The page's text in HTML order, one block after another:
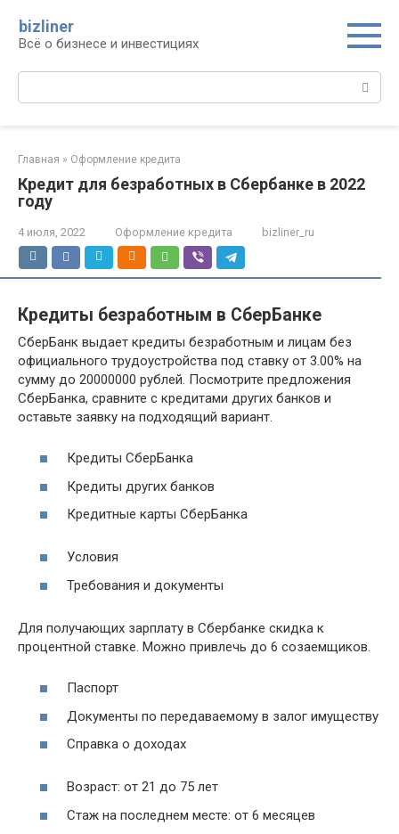
контенту
bizliner
Всё о бизнесе и инвестициях
Поиск:
Главная » Оформление кредита
Кредит для безработных в Сбербанке в 2022
году
4 июля, 2022 Оформление кредита bizliner_ru
Кредиты безработным в СберБанке
СберБанк выдает кредиты безработным и лицам без
официального трудоустройства под ставку от 3.00% на
сумму до 20000000 рублей. Посмотрите предложения
СберБанка, сравните с кредитами других банков и
оставьте заявку на подходящий вариант.
Кредиты СберБанка
Кредиты других банков
Кредитные карты СберБанка
Условия
Требования и документы
Для получающих зарплату в Сбербанке скидка к
процентной ставке. Можно привлечь до 6 созаемщиков.
Паспорт
Документы по передаваемому в залог имуществу
Справка о доходах
Возраст: от 21 до 75 лет
Стаж на последнем месте: от 6 месяцев